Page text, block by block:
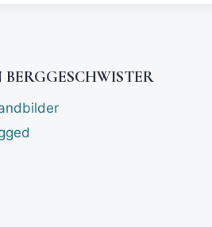
BERGGESCHWISTER